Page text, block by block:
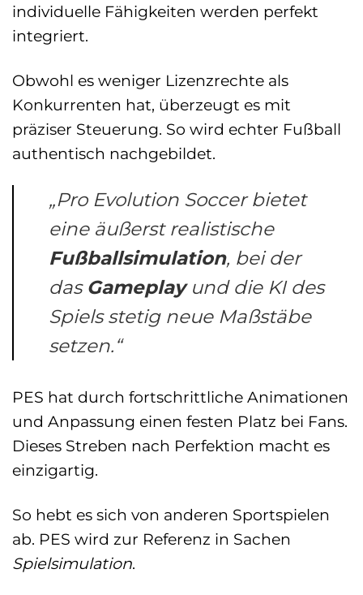
individuelle Fähigkeiten werden perfekt
integriert.
Obwohl es weniger Lizenzrechte als
Konkurrenten hat, überzeugt es mit
präziser Steuerung. So wird echter Fußball
authentisch nachgebildet.
„Pro Evolution Soccer bietet
eine äußerst realistische
Fußballsimulation, bei der
das Gameplayund die KI des
Spiels stetig neue Maßstäbe
setzen.“
PES hat durch fortschrittliche Animationen
und Anpassung einen festen Platz bei Fans.
Dieses Streben nach Perfektion macht es
einzigartig.
So hebt es sich von anderen Sportspielen
ab. PES wird zur Referenz in Sachen
Spielsimulation.